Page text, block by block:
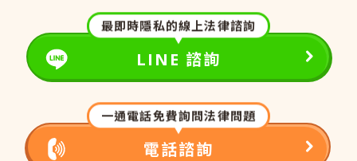
最即時隱私的線上法律諮詢
LINE 諮詢
一通電話免費詢問法律問題
電話諮詢